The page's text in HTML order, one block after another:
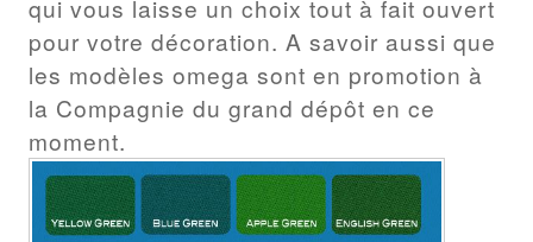
qui vous laisse un choix tout à fait ouvert
pour votre décoration. A savoir aussi que
les modèles omega sont en promotion à
la Compagnie du grand dépôt en ce
moment.